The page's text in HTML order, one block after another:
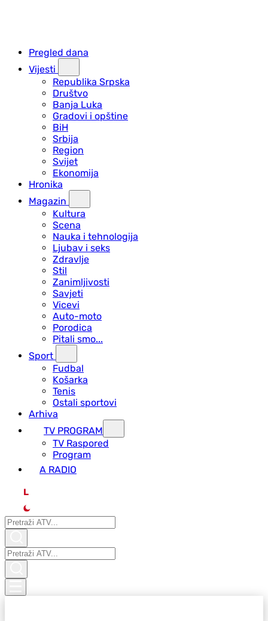
Pregled dana
Vijesti
Republika Srpska
Društvo
Banja Luka
Gradovi i opštine
BiH
Srbija
Region
Svijet
Ekonomija
Hronika
Magazin
Kultura
Scena
Nauka i tehnologija
Ljubav i seks
Zdravlje
Stil
Zanimljivosti
Savjeti
Vicevi
Auto-moto
Porodica
Pitali smo...
Sport
Fudbal
Košarka
Tenis
Ostali sportovi
Arhiva
TV PROGRAM
ТV Raspored
Program
A RADIO
L